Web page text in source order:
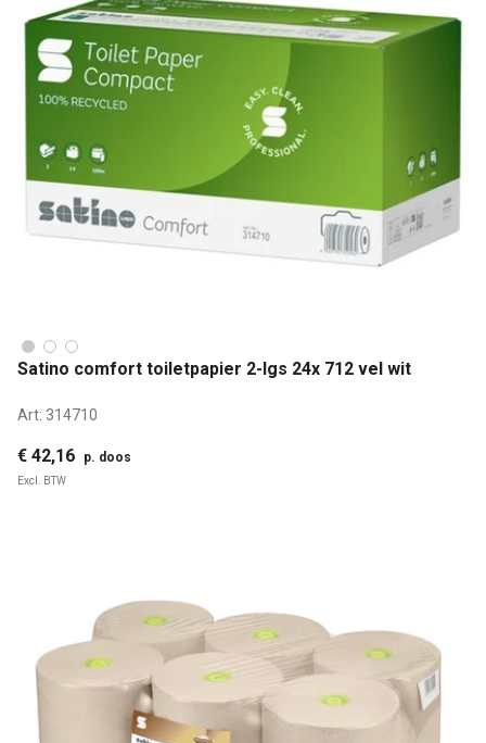
Satino comfort toiletpapier 2-lgs 24x 712 vel wit
Art: 314710
€ 42,16 p. doos
Excl. BTW